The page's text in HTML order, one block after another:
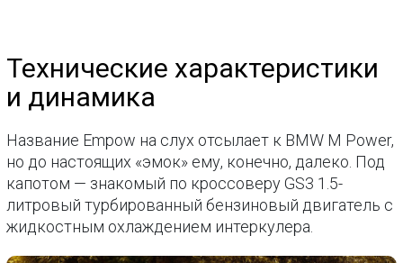
Технические характеристики
и динамика
Название Empow на слух отсылает к BMW M Power,
но до настоящих «эмок» ему, конечно, далеко. Под
капотом — знакомый по кроссоверу GS3 1.5-
литровый турбированный бензиновый двигатель с
жидкостным охлаждением интеркулера.